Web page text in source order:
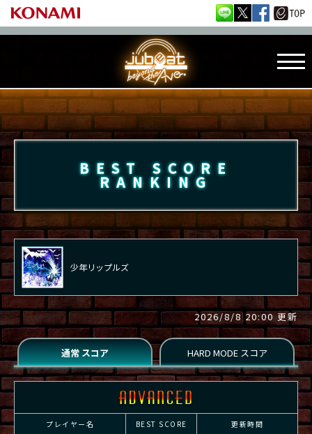
BEST SCORE
RANKING
少年リップルズ
2026/8/8 20:00 更新
プレイヤー名 BEST SCORE 更新時間